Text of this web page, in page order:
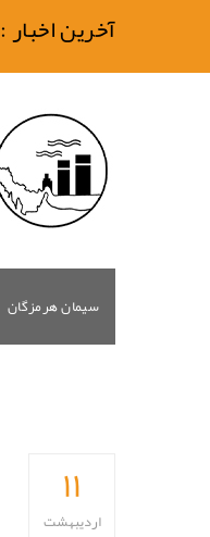
آخرین اخبار :
سیمان هرمزگان
۱۱
اردیبهشت